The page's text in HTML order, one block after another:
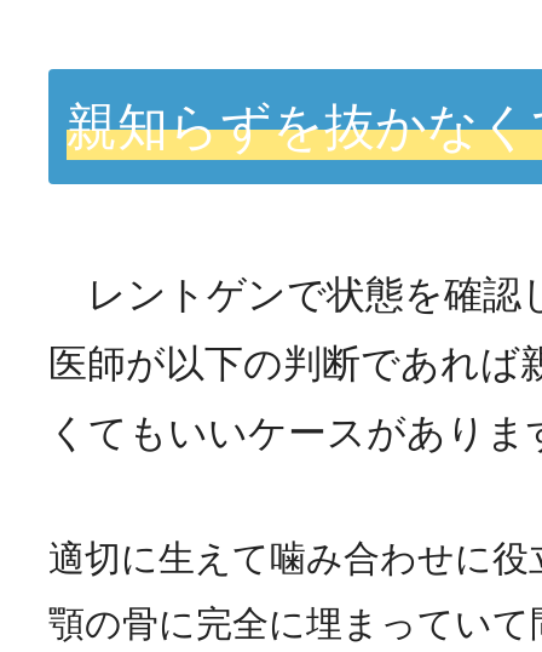
親知らずを抜かな
レントゲンで状態を確認
医師が以下の判断であれば
くてもいいケースがありま
適切に生えて噛み合わせに役
顎の骨に完全に埋まっていて